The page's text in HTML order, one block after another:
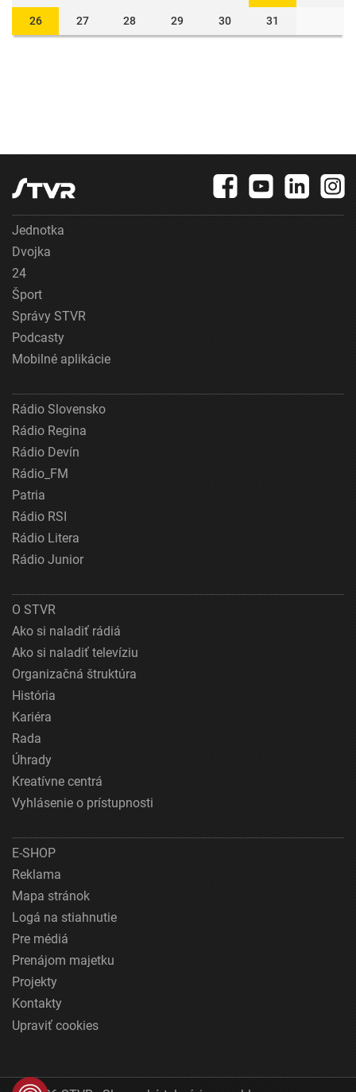
26 27 28 29 30 31
Jednotka
Dvojka
24
Šport
Správy STVR
Podcasty
Mobilné aplikácie
Rádio Slovensko
Rádio Regina
Rádio Devín
Rádio_FM
Patria
Rádio RSI
Rádio Litera
Rádio Junior
O STVR
Ako si naladiť rádiá
Ako si naladiť televíziu
Organizačná štruktúra
História
Kariéra
Rada
Úhrady
Kreatívne centrá
Vyhlásenie o prístupnosti
E-SHOP
Reklama
Mapa stránok
Logá na stiahnutie
Pre médiá
Prenájom majetku
Projekty
Kontakty
Upraviť cookies